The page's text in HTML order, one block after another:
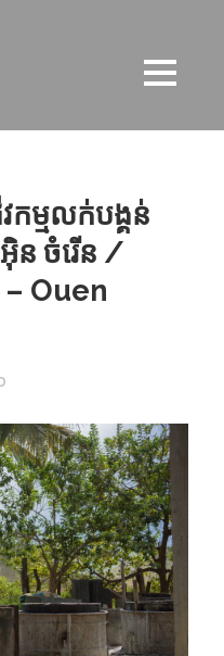
កម្មលក់បង្គន់
ន ចំរើន /
Ouen